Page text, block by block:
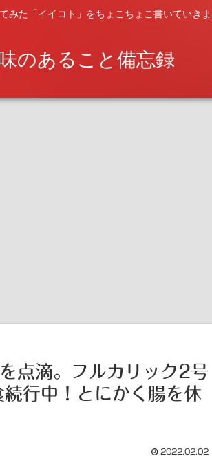
みた「イイコト」をちょこちょこ書いていきま
のあること備忘録
点滴。フルカリック2号
行中！とにかく腸を休
2022.02.02